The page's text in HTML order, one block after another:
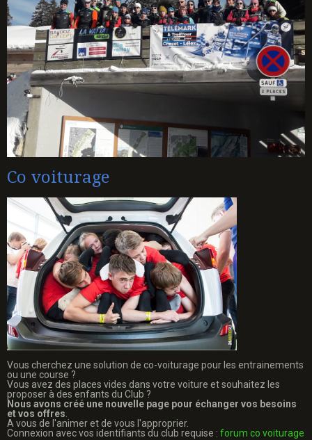
Co voiturage
Vous cherchez une solution de co-voiturage pour les entrainements
ou une course ?
Vous avez des places vides dans votre voiture et souhaitez les
proposer à des enfants du Club ?
Nous avons créé une nouvelle page pour échanger vos besoins
et vos offres.
A vous de l'animer et de vous l'approprier.
Connexion avec vos identifiants du club requise : forum co voiturage